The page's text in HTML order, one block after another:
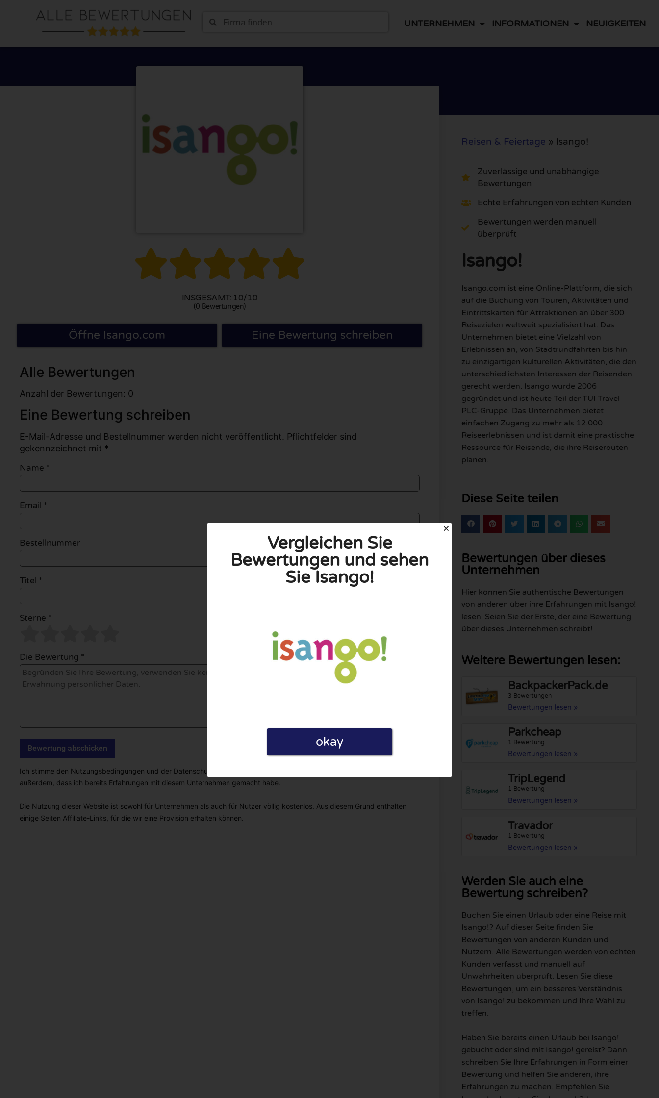
UNTERNEHMEN INFORMATIONEN NEUIGKEITEN

INSGESAMT: 10/10
(0 Bewertungen)
Öffne Isango.com Eine Bewertung schreiben
Alle Bewertungen
Anzahl der Bewertungen: 0
Eine Bewertung schreiben
E-Mail-Adresse und Bestellnummer werden nicht veröffentlicht. Pflichtfelder sind
gekennzeichnet mit *
Name *
Email *
Bestellnummer
Titel *
Sterne *
Die Bewertung *
Ich stimme den Nutzungsbedingungen und der Datenschutzrichtlinie zu, indem ich diese Bewertung abgebe. Ich erkläre
außerdem, dass ich bereits Erfahrungen mit diesem Unternehmen gemacht habe.
Die Nutzung dieser Website ist sowohl für Unternehmen als auch für Nutzer völlig kostenlos. Aus diesem Grund enthalten
einige Seiten Affiliate-Links, für die wir eine Provision erhalten können.
Reisen & Feiertage » Isango!
Zuverlässige und unabhängige
Bewertungen
Echte Erfahrungen von echten Kunden
Bewertungen werden manuell
überprüft
Isango!
Isango.com ist eine Online-Plattform, die sich
auf die Buchung von Touren, Aktivitäten und
Eintrittskarten für Attraktionen an über 300
Reisezielen weltweit spezialisiert hat. Das
Unternehmen bietet eine Vielzahl von
Erlebnissen an, von Stadtrundfahrten bis hin
zu einzigartigen kulturellen Aktivitäten, die den
unterschiedlichsten Interessen der Reisenden
gerecht werden. Isango wurde 2006
gegründet und ist heute Teil der TUI Travel
PLC-Gruppe. Das Unternehmen bietet
einfachen Zugang zu mehr als 12.000
Reiseerlebnissen und ist damit eine praktische
Ressource für Reisende, die ihre Reiserouten
planen.
Diese Seite teilen
Bewertungen über dieses
Unternehmen
Hier können Sie authentische Bewertungen
von anderen über ihre Erfahrungen mit Isango!
lesen. Seien Sie der Erste, der eine Bewertung
über dieses Unternehmen schreibt!
Weitere Bewertungen lesen:
BackpackerPack.de
3 Bewertungen
Bewertungen lesen »
Parkcheap
1 Bewertung
Bewertungen lesen »
TripLegend
1 Bewertung
Bewertungen lesen »
Travador
1 Bewertung
Bewertungen lesen »
Werden Sie auch eine
Bewertung schreiben?
Buchen Sie einen Urlaub oder eine Reise mit
Isango!? Auf dieser Seite finden Sie
Bewertungen von anderen Kunden und
Nutzern. Alle Bewertungen werden von echten
Kunden verfasst und manuell auf
Unwahrheiten überprüft. Lesen Sie diese
Bewertungen, um ein besseres Verständnis
von Isango! zu bekommen und Ihre Wahl zu
treffen.
Haben Sie bereits einen Urlaub bei Isango!
gebucht oder sind mit Isango! gereist? Dann
schreiben Sie Ihre Erfahrungen in Form einer
Bewertung und helfen Sie anderen, ihre
Erfahrungen zu machen. Empfehlen Sie
Vergleichen Sie
Bewertungen und sehen
Sie Isango!
okay